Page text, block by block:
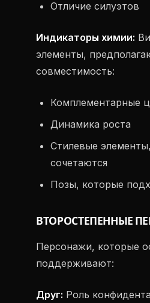
Отличие силуэтов
Индикаторы химии:
элементы,
совместимость:
Комплементарные
Динамика роста
Стилевые
сочетаются
Позы, которые
ВТОРОСТЕПЕННЫЕ
Персонажи, которые
поддерживают:
Друг: Роль